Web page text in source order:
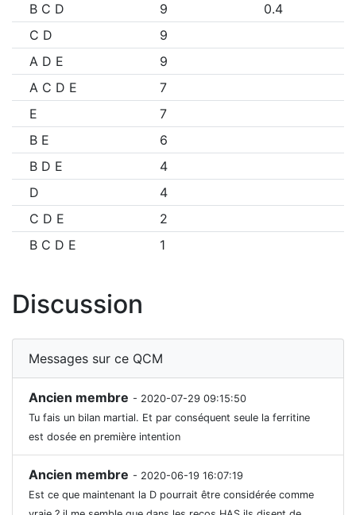
B C D
9
0.4
C D
9
A D E
9
A C D E
7
E
7
B E
6
B D E
4
D
4
C D E
2
B C D E
1
Discussion
Messages sur ce QCM
Ancien membre - 2020-07-29 09:15:50
Tu fais un bilan martial. Et par conséquent seule la ferritine
est dosée en première intention
Ancien membre - 2020-06-19 16:07:19
Est ce que maintenant la D pourrait être considérée comme